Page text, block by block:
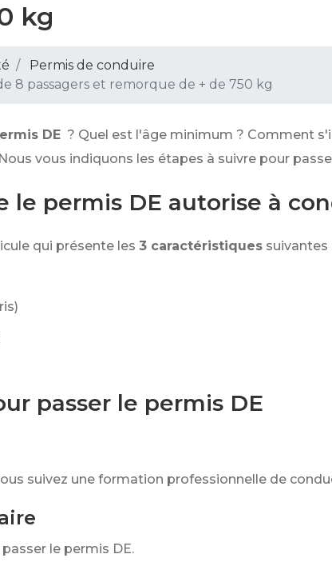
kg
Permis de conduire
8 passagers et remorque de + de 750 kg
DE ? Quel est l'âge minimum ? Comment
vous indiquons les étapes à suivre pour
le permis DE autorise à
qui présente les 3 caractéristiques suivantes
passer le permis DE
suivez une formation professionnelle de
le permis DE.